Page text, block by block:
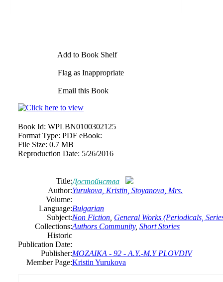
Add to Book Shelf
Flag as Inappropriate
Email this Book
Book Id: WPLBN0100302125
Format Type: PDF eBook:
File Size: 0.7 MB
Reproduction Date: 5/26/2016
Title:Достойнства
Author:Yurukova, Kristin, Stoyanova, Mrs.
Volume:
Language:Bulgarian
Subject:Non Fiction General Works (Periodicals,
Collections:Authors Community, Short Stories
Historic
Publication Date:
Publisher:MOZAIKA - 92 - A.Y.-M.Y PLOVDIV
Member Page:Kristin Yurukova